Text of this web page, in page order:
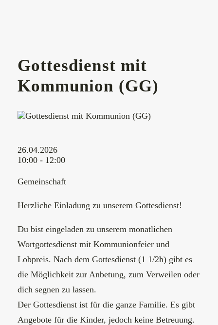
Gottesdienst mit
Kommunion (GG)
26.04.2026
10:00 - 12:00
Gemeinschaft
Herzliche Einladung zu unserem Gottesdienst!
Du bist eingeladen zu unserem monatlichen
Wortgottesdienst mit Kommunionfeier und
Lobpreis. Nach dem Gottesdienst (1 1/2h) gibt es
die Möglichkeit zur Anbetung, zum Verweilen oder
dich segnen zu lassen.
Der Gottesdienst ist für die ganze Familie. Es gibt
Angebote für die Kinder, jedoch keine Betreuung.